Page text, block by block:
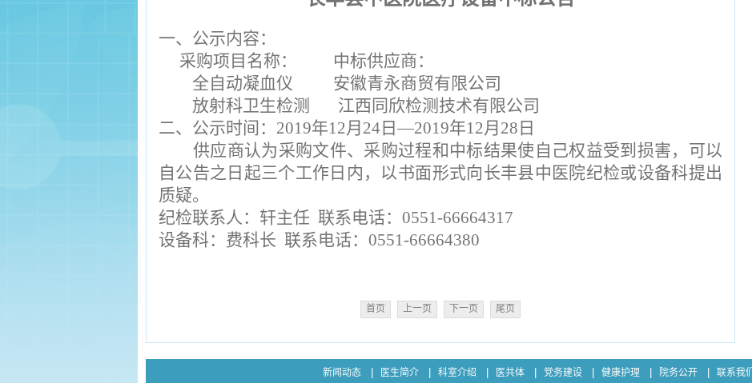
一、公示内容：
采购项目名称： 中标供应商：
全自动凝血仪
安徽青永商贸有限公司
放射科卫生检测
江西同欣检测技术有限公司
二、公示时间： 2019年12月 24 日 —2019年12月 28 日
供应商认为采购文件、采购过程和中标结果使自己权益受到损害，可以
自公告之日起三个工作日内，以书面形式向长丰县中医院纪检或设备科提出
质疑。
纪检联系人：轩主任 联系电话：0551-66664317
设备科：费科长 联系电话：0551-66664380
首页 上一页 下一页 尾页
新闻动态 医生简介 科室介绍 医共体 党务建设 健康护理 院务公开 联系我们